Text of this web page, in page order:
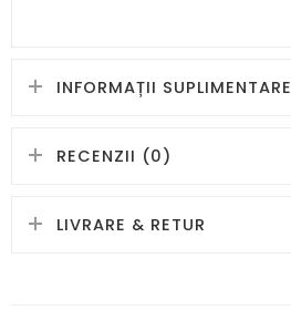
INFORMAȚII SUPLIMENTARE
RECENZII (0)
LIVRARE & RETUR